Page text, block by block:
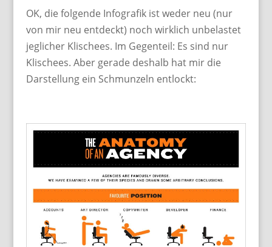
OK, die folgende Infografik ist weder neu (nur
von mir neu entdeckt) noch wirklich unbelastet
jeglicher Klischees. Im Gegenteil: Es sind nur
Klischees. Aber gerade deshalb hat mir die
Darstellung ein Schmunzeln entlockt: